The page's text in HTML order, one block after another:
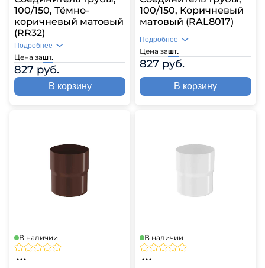
100/150, Тёмно-
коричневый матовый
(RR32)
Цена зашт.
827 руб.
Подробнее
В корзину
100/150, Коричневый
матовый (RAL8017)
Цена зашт.
827 руб.
Подробнее
В корзину
В наличии В наличии